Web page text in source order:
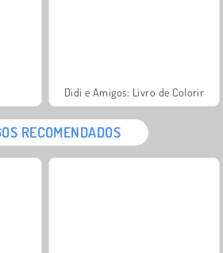
Didi e Amigos: Livro de Colorir
RECOMENDADOS